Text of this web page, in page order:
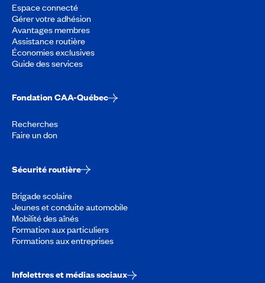
Espace connecté
Gérer votre adhésion
Avantages membres
Assistance routière
Économies exclusives
Guide des services
Fondation CAA-Québec
Recherches
Faire un don
Sécurité routière
Brigade scolaire
Jeunes et conduite automobile
Mobilité des aînés
Formation aux particuliers
Formations aux entreprises
Infolettres et médias sociaux